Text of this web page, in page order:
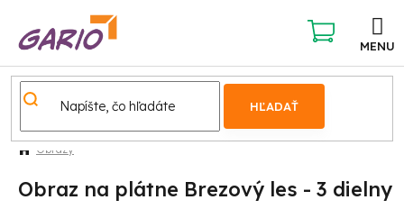
obsah
HĽADAŤ
NÁKUPNÝ
KOŠÍK
Obrazy
Obraz na plátne Brezový les - 3 dielny